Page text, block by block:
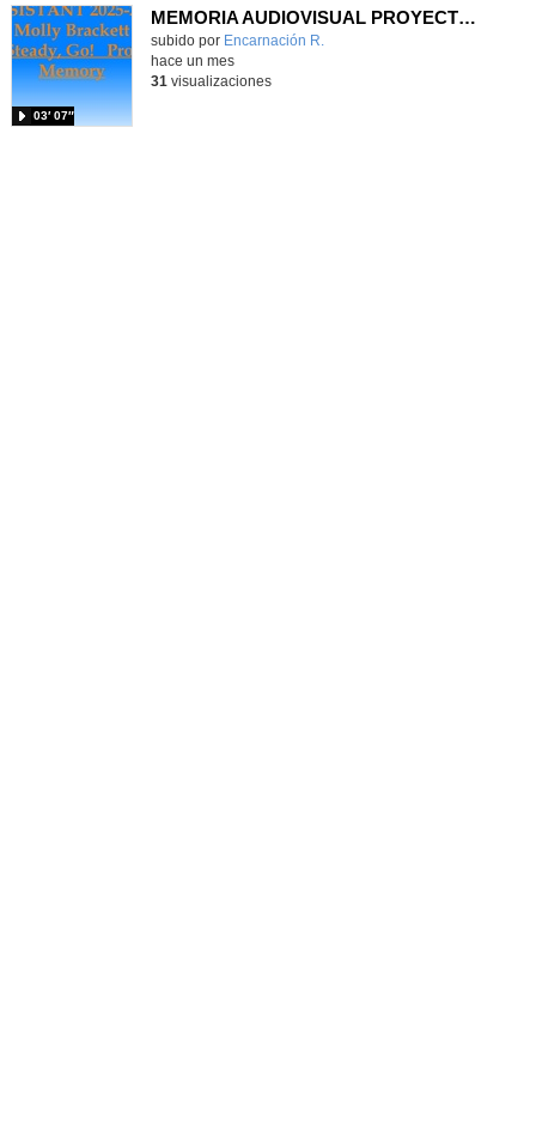
MEMORIA AUDIOVISUAL PROYECTO READY, STEADY, GO CEIP LA LATINA
Contenido educativo.
subido por Encarnación R.
03′ 07″
hace un mes
31 visualizaciones